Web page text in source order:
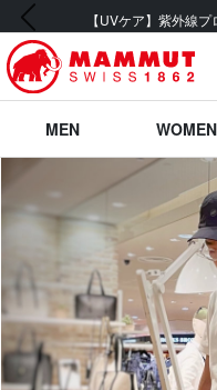
【UVケア】紫外線
前の画像
MEN WOMEN